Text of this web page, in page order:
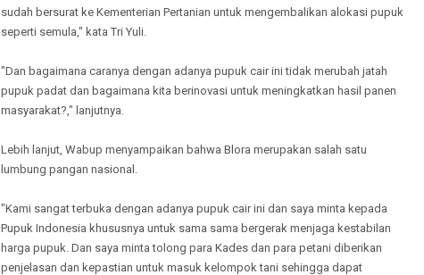
sudah bersurat ke Kementerian Pertanian untuk mengembalikan alokasi pupuk
seperti semula," kata Tri Yuli.
"Dan bagaimana caranya dengan adanya pupuk cair ini tidak merubah jatah
pupuk padat dan bagaimana kita berinovasi untuk meningkatkan hasil panen
masyarakat?," lanjutnya.
Lebih lanjut, Wabup menyampaikan bahwa Blora merupakan salah satu
lumbung pangan nasional.
"Kami sangat terbuka dengan adanya pupuk cair ini dan saya minta kepada
Pupuk Indonesia khususnya untuk sama sama bergerak menjaga kestabilan
harga pupuk. Dan saya minta tolong para Kades dan para petani diberikan
penjelasan dan kepastian untuk masuk kelompok tani sehingga dapat